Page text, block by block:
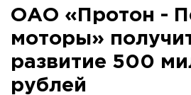
ОАО «Протон -
моторы»
развитие 500
рублей